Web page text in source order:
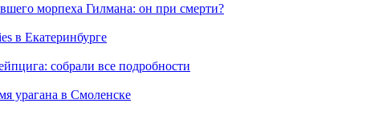
морпеха Гилмана: он при смерти?
в Екатеринбурге
собрали все подробности
урагана в Смоленске